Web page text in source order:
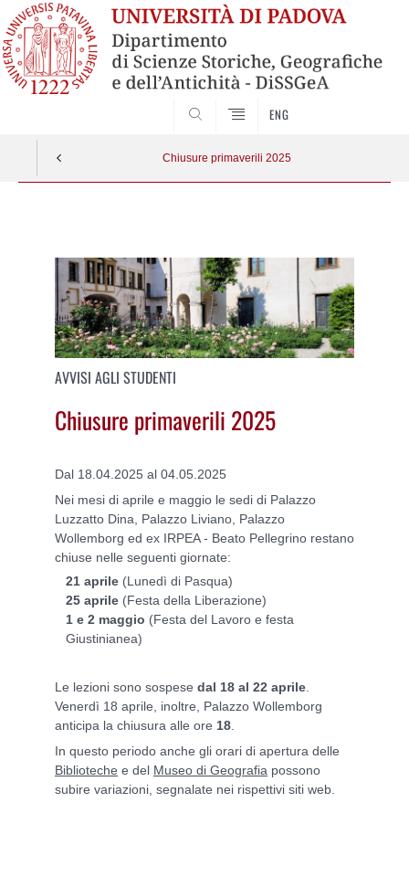
ENG
Chiusure primaverili 2025
AVVISI AGLI STUDENTI
Chiusure primaverili 2025
Dal 18.04.2025 al 04.05.2025
Nei mesi di aprile e maggio le sedi di Palazzo
Luzzatto Dina, Palazzo Liviano, Palazzo
Wollemborg ed ex IRPEA - Beato Pellegrino restano
chiuse nelle seguenti giornate:
21 aprile (Lunedì di Pasqua)
25 aprile (Festa della Liberazione)
1 e 2 maggio (Festa del Lavoro e festa
Giustinianea)
Le lezioni sono sospese dal 18 al 22 aprile
Venerdì 18 aprile, inoltre, Palazzo Wollemborg
anticipa la chiusura alle ore 18
In questo periodo anche gli orari di apertura delle
Biblioteche e del Museo di Geografia possono
subire variazioni, segnalate nei rispettivi siti web.